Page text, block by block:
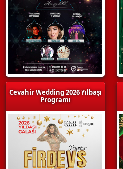
Cevahir Wedding 2026 Yılbaşı
Programı